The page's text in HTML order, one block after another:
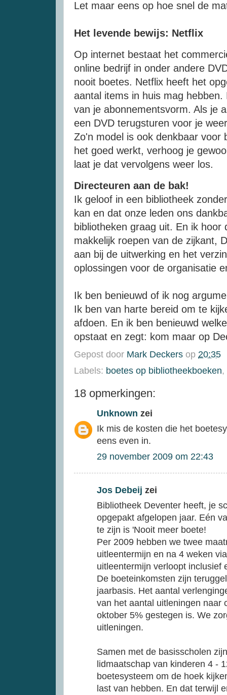
Let maar eens op hoe snel de
Het levende bewijs: Netflix
Op internet bestaat het
online bedrijf in onder andere
nooit boetes. Netflix heeft het
aantal items in huis mag
van je abonnementsvorm. Als je
een DVD terugsturen voor je
Zo'n model is ook denkbaar voor
het goed werkt, verhoog je
laat je dat vervolgens weer los.
Directeuren aan de bak!
Ik geloof in een bibliotheek
kan en dat onze leden ons
bibliotheken graag uit. En ik
makkelijk roepen van de zijkant,
aan bij de uitwerking en het
oplossingen voor de organisatie
Ik ben benieuwd of ik nog
Ik ben van harte bereid om te
afdoen. En ik ben benieuwd
opstaat en zegt: kom maar op
Gepost door Mark Deckers op 20:35
Labels: boetes op bibliotheekboeken,
18 opmerkingen:
Unknown zei
Ik mis de kosten die het
eens even in.
29 november 2009 om 22:43
Jos Debeij zei
Bibliotheek Deventer heeft, je
opgepakt afgelopen jaar. Eén
te zijn is 'Nooit meer boete!
Per 2009 hebben we twee
uitleentermijn en na 4 weken
uitleentermijn verloopt inclusief
De boeteinkomsten zijn
jaarbasis. Het aantal
van het aantal uitleningen naar
oktober 5% gestegen is. We
uitleningen.
Samen met de basisscholen
lidmaatschap van kinderen 4 -
boetesysteem om de hoek
last van hebben. En dat terwijl